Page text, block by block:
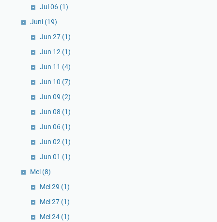
Jul 06 (1)
Juni (19)
Jun 27 (1)
Jun 12 (1)
Jun 11 (4)
Jun 10 (7)
Jun 09 (2)
Jun 08 (1)
Jun 06 (1)
Jun 02 (1)
Jun 01 (1)
Mei (8)
Mei 29 (1)
Mei 27 (1)
Mei 24 (1)